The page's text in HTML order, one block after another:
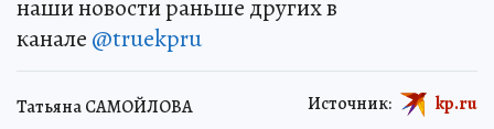
наши новости раньше других в
канале @truekpru
Татьяна САМОЙЛОВА Источник: kp.ru